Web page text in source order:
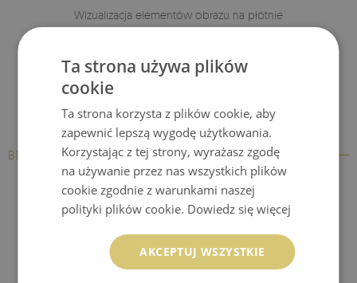
Wizualizacja elementów obrazu na płótnie
BESTSELLERY
Ta strona używa plików
cookie
Ta strona korzysta z plików cookie, aby
zapewnić lepszą wygodę użytkowania.
Korzystając z tej strony, wyrażasz zgodę
na używanie przez nas wszystkich plików
cookie zgodnie z warunkami naszej
polityki plików cookie. Dowiedz się więcej
AKCEPTUJ WSZYSTKIE